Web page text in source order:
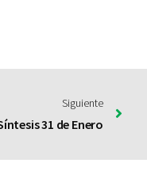
Siguiente
31 de Enero